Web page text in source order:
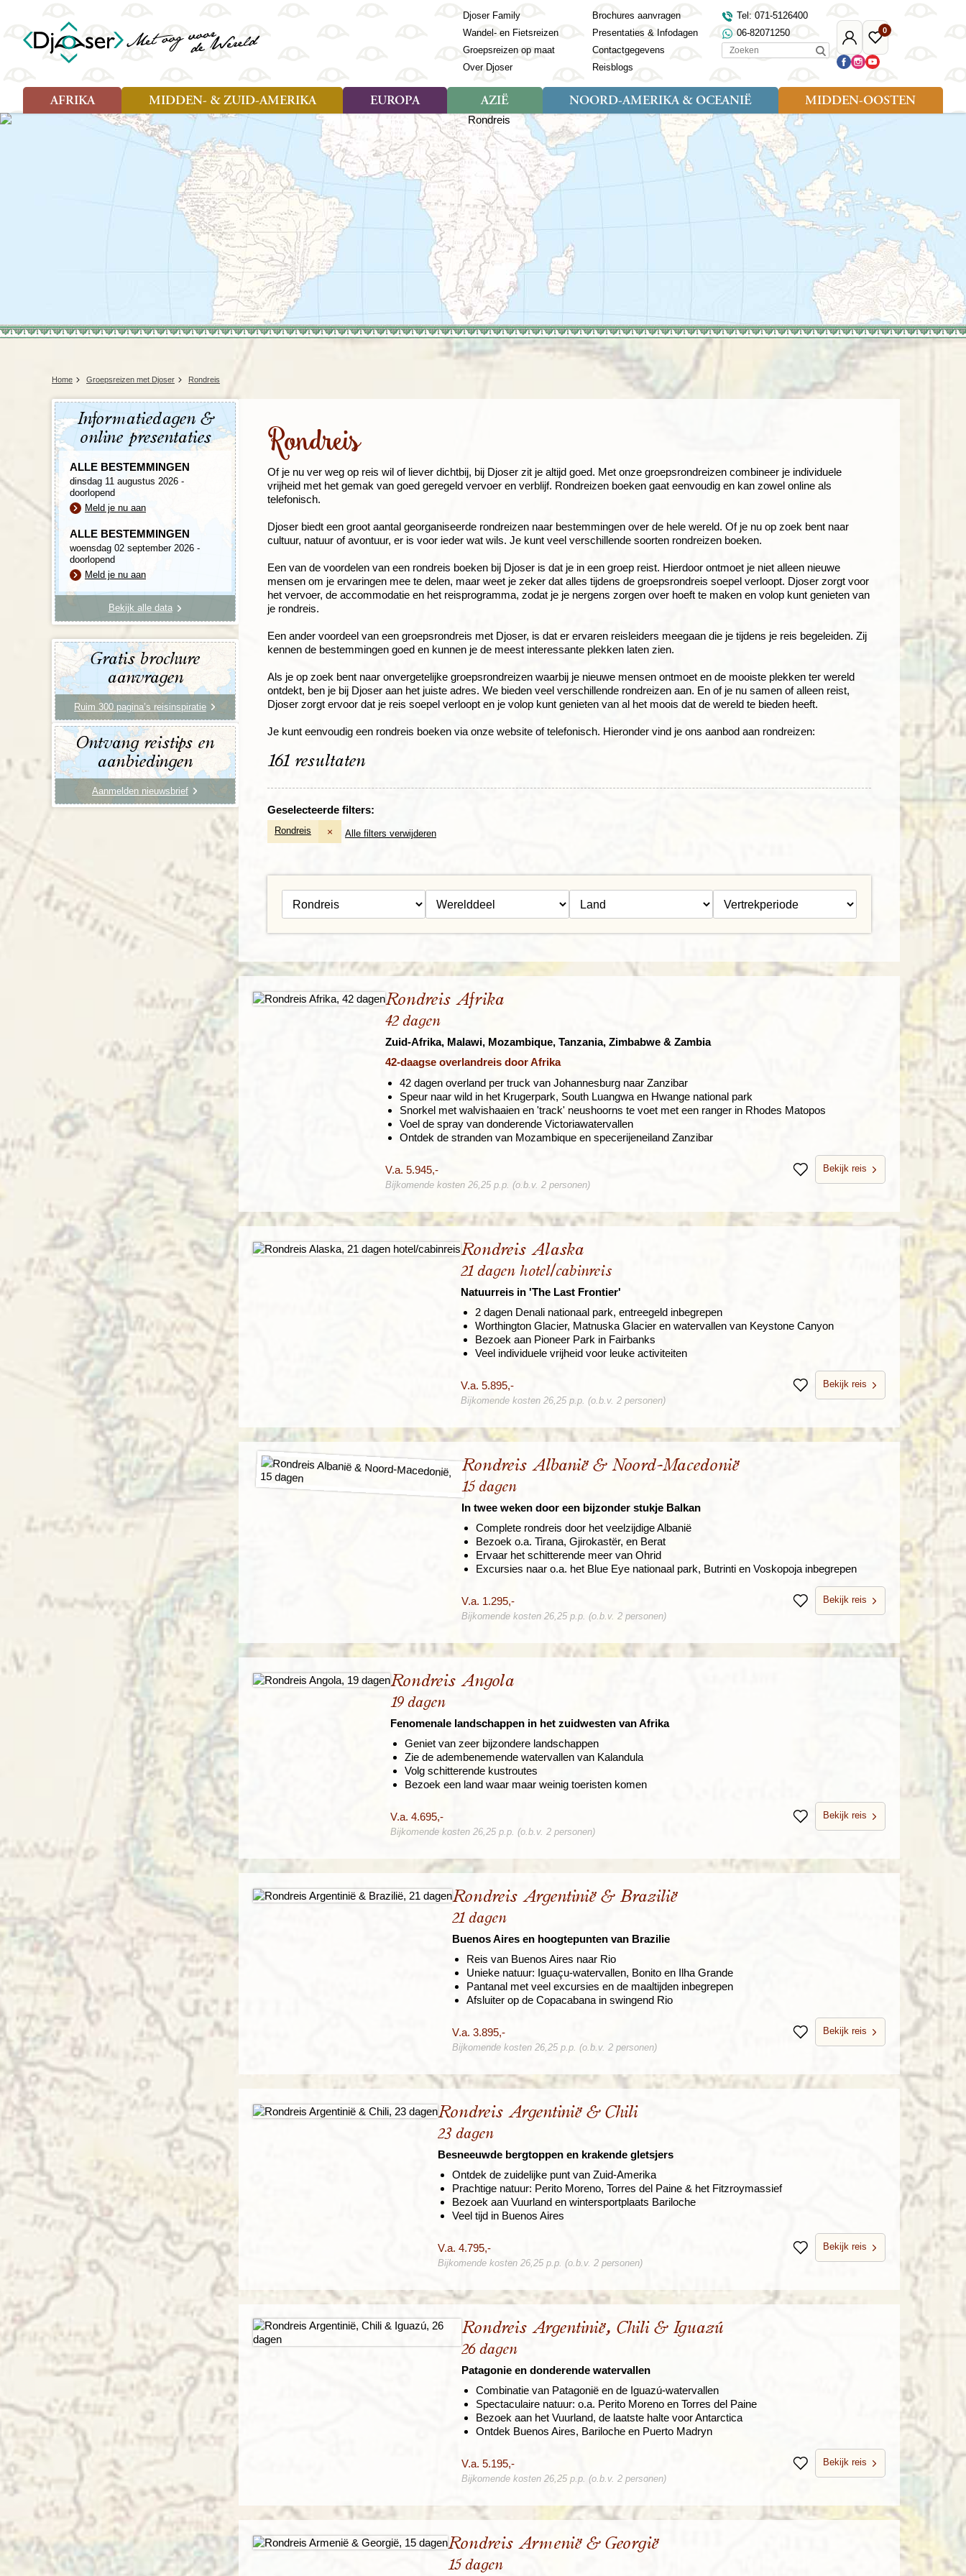
Mijn
Djoser
0
Favoriete
reizen
Djoser Family
Wandel- en Fietsreizen
Groepsreizen op maat
Over Djoser
Brochures aanvragen
Presentaties & Infodagen
Contactgegevens
Reisblogs
Tel: 071-5126400
06-82071250
Zoeken
AFRIKA
Landen
Angola
Benin
Botswana
Egypte
Ghana
Kaapverdië
Kenia
Madagaskar
Mozambique
Namibië
Sao Tomé en Principe
Swaziland
Tanzania
Togo
Zambia
Zanzibar
Zimbabwe
MIDDEN- & ZUID-AMERIKA
Soort reizen
Rondreis (25)
Familiereis (11)
Cultuur (9)
Natuur (13)
Belize
Bolivia
Brazilië
Chili
Colombia
Costa Rica
Cuba
Ecuador
El Salvador
(Frans) Guyana
Galapagos
Guatemala
Honduras
Mexico
Nicaragua
Paaseiland
Paraguay
Suriname
EUROPA
Soort reizen
Rondreis (28)
Familiereis (11)
Fietsreis (8)
Wandelreis (23)
Landen
Albanië
Andorra
Armenië
Azerbeidzjan
Azoren
Balkan
Baltische Staten
Bosnië en Herzegovina
Bulgarije
Engeland
Estland
Finland
Frankrijk
Griekenland
Montenegro
Noord-Macedonië
Noorwegen
Polen
Portugal
Roemenië
Sardinië
Verenigd Koninkrijk
AZIË
Soort reizen
Rondreis (57)
Familiereis (22)
Fietsreis (3)
Cultuur (28)
Natuur (16)
Nieuwe reizen
Rondreis China & Tibet, 42
dagen
Rondreis Sulawesi &
Molukken, 22 dagen
Landen
Bangladesh
Laos
Malediven
Maleisië
Mongolië
Nepal
Oezbekistan
Singapore
Zuid-Korea
NOORD-AMERIKA & OCEANIË
Soort reizen
Rondreis (7)
Familiereis (2)
Natuur (5)
Landen
Nieuw-Zeeland
Verenigde Staten
MIDDEN-OOSTEN
Soort reizen
Familiereis (9)
Fietsreis (1)
Landen
Egypte
Jordanië
Marokko
Oman
Saoedi-Arabië
Tunesië
Turkije
Home Groepsreizen met Djoser Rondreis
Rondreis
Of je nu ver weg op reis wil of liever dichtbij, bij Djoser zit je altijd goed. Met onze groepsrondreizen combineer je individuele
vrijheid met het gemak van goed geregeld vervoer en verblijf. Rondreizen boeken gaat eenvoudig en kan zowel online als
telefonisch.
Djoser biedt een groot aantal georganiseerde rondreizen naar bestemmingen over de hele wereld. Of je nu op zoek bent naar
cultuur, natuur of avontuur, er is voor ieder wat wils. Je kunt veel verschillende soorten rondreizen boeken.
Een van de voordelen van een rondreis boeken bij Djoser is dat je in een groep reist. Hierdoor ontmoet je niet alleen nieuwe
mensen om je ervaringen mee te delen, maar weet je zeker dat alles tijdens de groepsrondreis soepel verloopt. Djoser zorgt voor
het vervoer, de accommodatie en het reisprogramma, zodat je je nergens zorgen over hoeft te maken en volop kunt genieten van
je rondreis.
Een ander voordeel van een groepsrondreis met Djoser, is dat er ervaren reisleiders meegaan die je tijdens je reis begeleiden. Zij
kennen de bestemmingen goed en kunnen je de meest interessante plekken laten zien.
Als je op zoek bent naar onvergetelijke groepsrondreizen waarbij je nieuwe mensen ontmoet en de mooiste plekken ter wereld
ontdekt, ben je bij Djoser aan het juiste adres. We bieden veel verschillende rondreizen aan. En of je nu samen of alleen reist,
Djoser zorgt ervoor dat je reis soepel verloopt en je volop kunt genieten van al het moois dat de wereld te bieden heeft.
Je kunt eenvoudig een rondreis boeken via onze website of telefonisch. Hieronder vind je ons aanbod aan rondreizen:
161 resultaten
Geselecteerde filters:
Rondreis × Alle filters verwijderen
Rondreis Afrika
42 dagen
Zuid-Afrika, Malawi, Mozambique, Tanzania, Zimbabwe & Zambia
42-daagse overlandreis door Afrika
42 dagen overland per truck van Johannesburg naar Zanzibar
Speur naar wild in het Krugerpark, South Luangwa en Hwange national park
Snorkel met walvishaaien en 'track' neushoorns te voet met een ranger in Rhodes Matopos
Voel de spray van donderende Victoriawatervallen
Ontdek de stranden van Mozambique en specerijeneiland Zanzibar
V.a. 5.945,- BewarenBekijk reis
Bijkomende kosten 26,25 p.p. (o.b.v. 2 personen)
Rondreis Alaska
21 dagen hotel/cabinreis
Natuurreis in 'The Last Frontier'
2 dagen Denali nationaal park, entreegeld inbegrepen
Worthington Glacier, Matnuska Glacier en watervallen van Keystone Canyon
Bezoek aan Pioneer Park in Fairbanks
Veel individuele vrijheid voor leuke activiteiten
V.a. 5.895,- BewarenBekijk reis
Bijkomende kosten 26,25 p.p. (o.b.v. 2 personen)
Rondreis Albanië & Noord-Macedonië
15 dagen
In twee weken door een bijzonder stukje Balkan
Complete rondreis door het veelzijdige Albanië
Bezoek o.a. Tirana, Gjirokastër, en Berat
Ervaar het schitterende meer van Ohrid
Excursies naar o.a. het Blue Eye nationaal park, Butrinti en Voskopoja inbegrepen
V.a. 1.295,- BewarenBekijk reis
Bijkomende kosten 26,25 p.p. (o.b.v. 2 personen)
Rondreis Angola
19 dagen
Fenomenale landschappen in het zuidwesten van Afrika
Geniet van zeer bijzondere landschappen
Zie de adembenemende watervallen van Kalandula
Volg schitterende kustroutes
Bezoek een land waar maar weinig toeristen komen
V.a. 4.695,- BewarenBekijk reis
Bijkomende kosten 26,25 p.p. (o.b.v. 2 personen)
Rondreis Argentinië & Brazilië
21 dagen
Buenos Aires en hoogtepunten van Brazilie
Reis van Buenos Aires naar Rio
Unieke natuur: Iguaçu-watervallen, Bonito en Ilha Grande
Pantanal met veel excursies en de maaltijden inbegrepen
Afsluiter op de Copacabana in swingend Rio
V.a. 3.895,- BewarenBekijk reis
Bijkomende kosten 26,25 p.p. (o.b.v. 2 personen)
Rondreis Argentinië & Chili
23 dagen
Besneeuwde bergtoppen en krakende gletsjers
Ontdek de zuidelijke punt van Zuid-Amerika
Prachtige natuur: Perito Moreno, Torres del Paine & het Fitzroymassief
Bezoek aan Vuurland en wintersportplaats Bariloche
Veel tijd in Buenos Aires
V.a. 4.795,- BewarenBekijk reis
Bijkomende kosten 26,25 p.p. (o.b.v. 2 personen)
Rondreis Argentinië, Chili & Iguazú
26 dagen
Patagonie en donderende watervallen
Combinatie van Patagonië en de Iguazú-watervallen
Spectaculaire natuur: o.a. Perito Moreno en Torres del Paine
Bezoek aan het Vuurland, de laatste halte voor Antarctica
Ontdek Buenos Aires, Bariloche en Puerto Madryn
V.a. 5.195,- BewarenBekijk reis
Bijkomende kosten 26,25 p.p. (o.b.v. 2 personen)
Rondreis Armenië & Georgië
15 dagen
Informatiedagen &
online presentaties
ALLE BESTEMMINGEN
dinsdag 11 augustus 2026 -
doorlopend
Meld je nu aan
ALLE BESTEMMINGEN
woensdag 02 september 2026 -
doorlopend
Meld je nu aan
Bekijk alle data
Gratis brochure
aanvragen
Ruim 300 pagina’s reisinspiratie
Ontvang reistips en
aanbiedingen
Aanmelden nieuwsbrief